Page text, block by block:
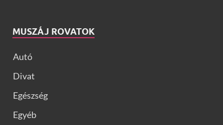
MUSZÁJ ROVATOK
Autó
Divat
Egészség
Egyéb